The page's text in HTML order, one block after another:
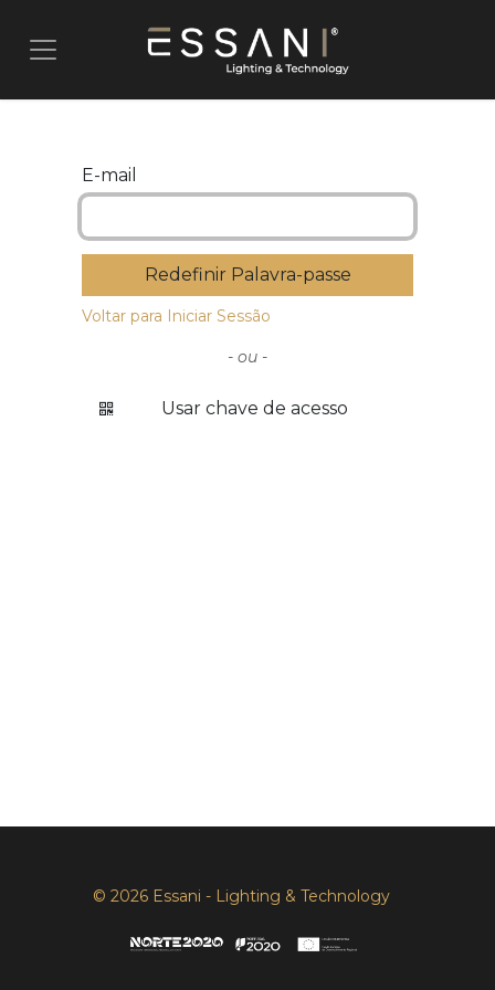
E-mail
Redefinir Palavra-passe
Voltar para Iniciar Sessão
- ou -
Usar chave de acesso
© 2026 Essani - Lighting & Technology